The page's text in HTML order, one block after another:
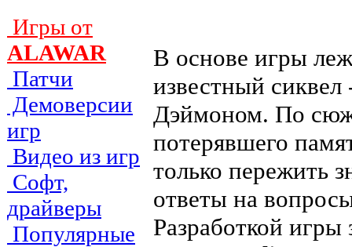
Игры от
ALAWAR
Патчи
Демоверсии
игр
Видео из игр
Софт,
драйверы
Популярные
В оcнове игры
известный
Дэймоном. По
потерявшего
только пережить
ответы на
Разработкой